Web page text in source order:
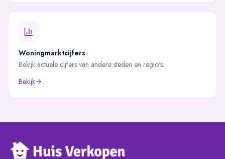
Woningmarktcijfers
Bekijk actuele cijfers van andere steden en regio's.
Bekijk